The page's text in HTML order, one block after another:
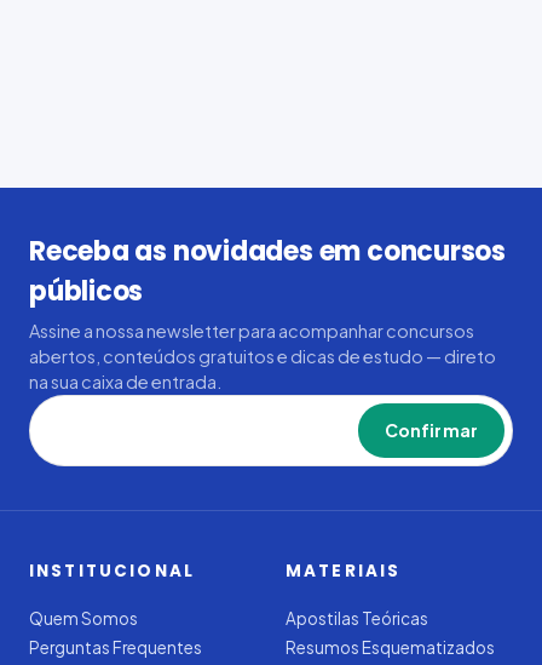
Receba as novidades em concursos
públicos
Assine a nossa newsletter para acompanhar concursos
abertos, conteúdos gratuitos e dicas de estudo — direto
na sua caixa de entrada.
Confirmar
INSTITUCIONAL
Quem Somos
Perguntas Frequentes
MATERIAIS
Apostilas Teóricas
Resumos Esquematizados